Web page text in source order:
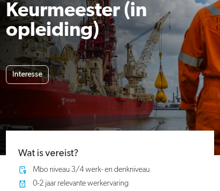
Keurmeester (in
opleiding)
Interesse
Wat is vereist?
Mbo niveau 3/4 werk- en denkniveau
0-2 jaar relevante werkervaring